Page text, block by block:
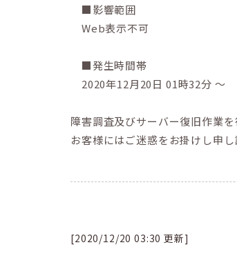
■影響範囲
Web表示不可
■発生時間帯
2020年12月20日 01時32分 ～
障害調査及びサーバー復旧作業を
お客様にはご迷惑をお掛けし申
[2020/12/20 03:30 更新]